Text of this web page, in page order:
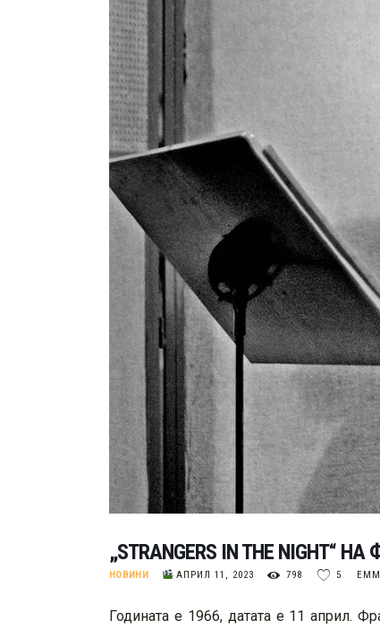
„STRANGERS IN THE
НОВИНИ АПРИЛ 11, 2023 798 5
Годината е 1966, датата е 11 април.